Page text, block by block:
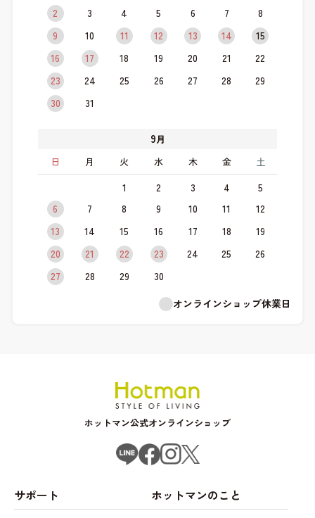
2
3 4 5 6 7
8
9
10 11 12 13 14
15
16
17 18 19 20 21
22
23
24 25 26 27 28
29
30
31
9月
日
月 火 水 木 金 土
1 2 3 4
5
6
7 8 9 10 11
12
13
14 15 16 17 18
19
20
21 22 23 24 25
26
27
28 29
30
オンラインショップ休業日
ホットマン公式オンラインショップ
サポート ホットマンのこと